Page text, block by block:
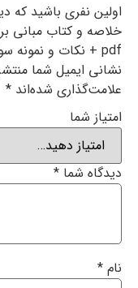
اولین نفری باشید که
خلاصه و کتاب مبانی
pdf + نکات و نمونه سوالات”
نشانی ایمیل شما
علامت‌گذاری شده‌اند *
امتیاز شما
دیدگاه شما *
نام *